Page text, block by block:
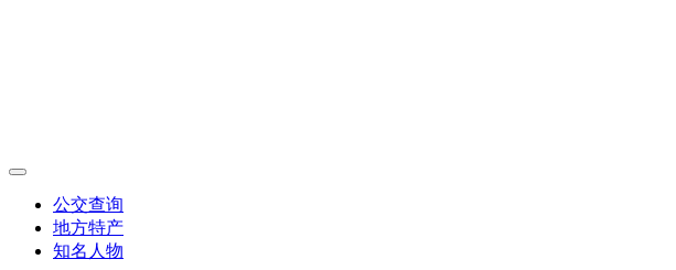
公交查询
地方特产
知名人物